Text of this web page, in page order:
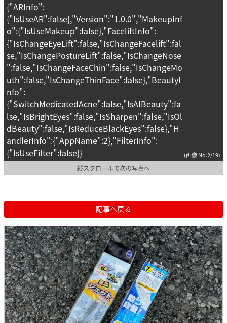
{"ARInfo":
{"IsUseAR":false},"Version":"1.0.0","MakeupInf
o":{"IsUseMakeup":false},"FaceliftInfo":
{"IsChangeEyeLift":false,"IsChangeFacelift":fal
se,"IsChangePostureLift":false,"IsChangeNose
":false,"IsChangeFaceChin":false,"IsChangeMo
uth":false,"IsChangeThinFace":false},"BeautyI
nfo":
{"SwitchMedicatedAcne":false,"IsAIBeauty":fa
lse,"IsBrightEyes":false,"IsSharpen":false,"IsOl
dBeauty":false,"IsReduceBlackEyes":false},"H
andlerInfo":{"AppName":2},"FilterInfo":
{"IsUseFilter":false}}
(画像 No.2/19)
縦スクロールで次の写真へ
記事へ戻る